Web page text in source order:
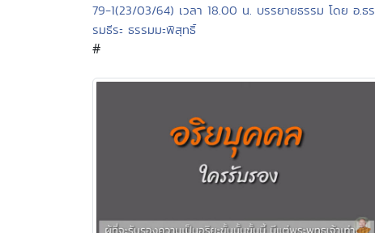
79-1(23/03/64) เวลา 18.00 น. บรรยายธรรม โดย อ.ธร
รมธีระ ธรรมมะพิสุทธิ์
#